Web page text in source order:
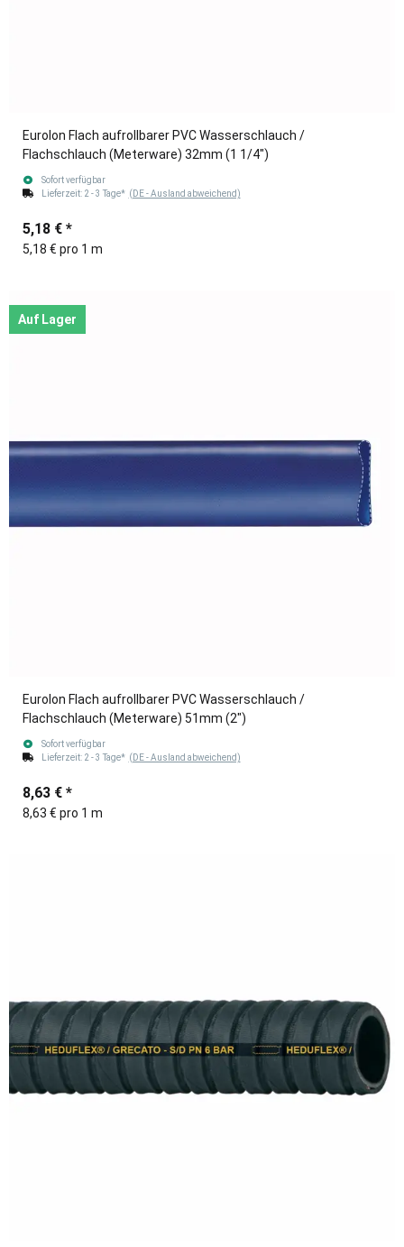
Eurolon Flach aufrollbarer PVC Wasserschlauch /
Flachschlauch (Meterware) 32mm (1 1/4")
Sofort verfügbar
Lieferzeit: 2 - 3 Tage* (DE - Ausland abweichend)
5,18 € *
5,18 € pro 1 m
Auf Lager
Eurolon Flach aufrollbarer PVC Wasserschlauch /
Flachschlauch (Meterware) 51mm (2")
Sofort verfügbar
Lieferzeit: 2 - 3 Tage* (DE - Ausland abweichend)
8,63 € *
8,63 € pro 1 m